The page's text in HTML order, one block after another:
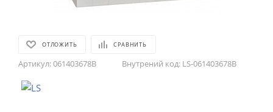
ОТЛОЖИТЬ СРАВНИТЬ
Артикул:061403678B Внутрений код: LS-061403678B